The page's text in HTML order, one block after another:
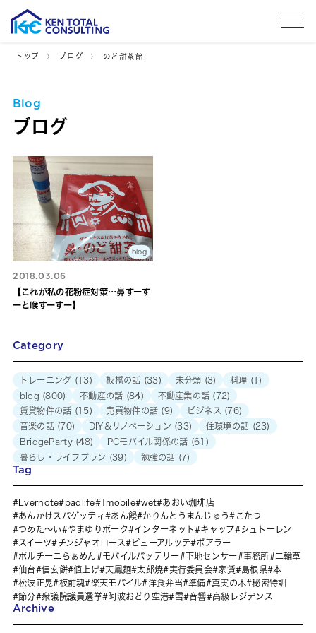
トップ ブログ のど甜茶飴
Blog
ブログ
blog
2018.03.06
【これが私の花粉症対策…鼻すーす
ーと喉すーすー】
Category
トレーニング (13) 板橋の話 (33) 未分類 (3) 料理 (1)
blog (800) 不動産の話 (84) 不動産業の話 (72)
賃貸物件の話 (15) 売買物件の話 (9) ビジネス (76)
音楽の話(70) DIY＆リノベーション (33) 住環境の話 (23)
BridgeParty(48) PCモバイル関係の話 (61)
暮らし・ライフプラン (39) 勉強の話 (7)
Tag
Evernote padlife Tmobile wet
あおい珈琲店
あんかけスパゲッティ
あん饅 かりんとうまんじゅう
こたつ
つめた～い
やまゆりポーク インターネット キャップ
シュトーレン
スイーツ
チンジャオロース ビューアルッテ
ポアラー
ポルチーニらぁめん
モバイルバッテリー 下地センサー 事務所
二輪草
仙台
信玄餅 値上げ 天鳳麺 太郎焼 実行委員会 家賃 島根県
本
松波正晃
板前魂 楽天モバイル 洋食弁当 準備 真実の木
秘密特訓
節分
衆議院議員選挙 阿波おどり空港 雪 音響 高級レジデンス
Archive